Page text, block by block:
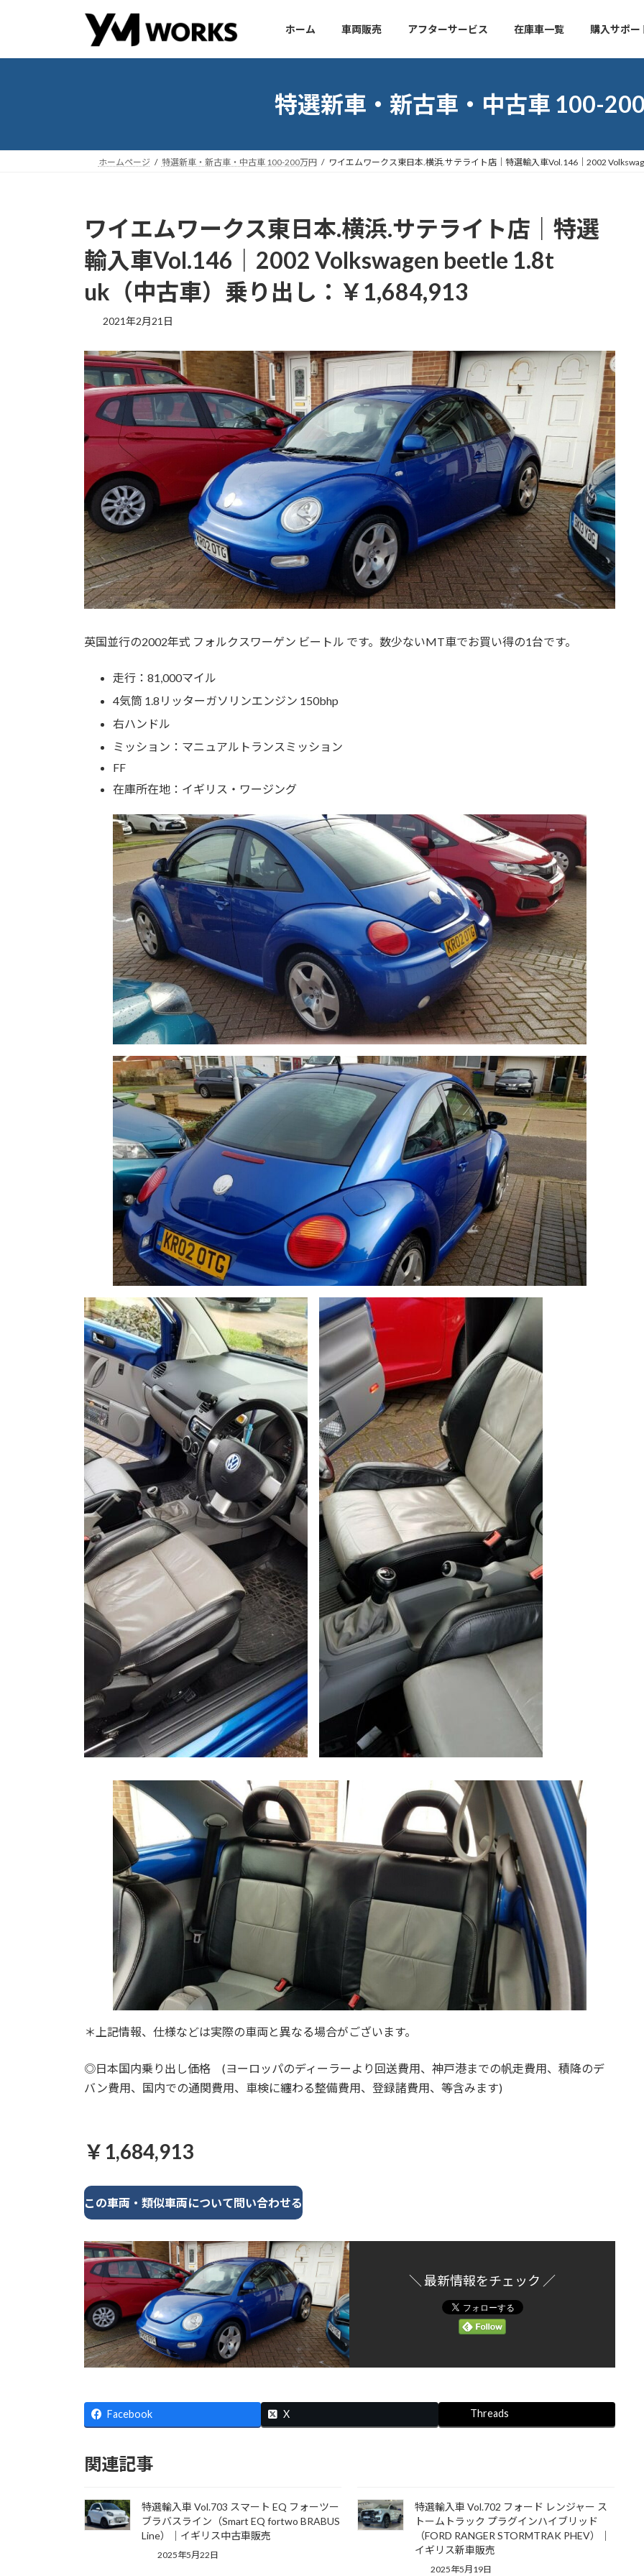
ン
ー
ホーム 車両販売 アフターサービス 在庫車一覧 購入サポー
特選新車・新古車・中古車 100-
ホームページ 特選新車・新古車・中古車 100-200万円 ワイエムワークス東日本.横浜.サテライト店｜特選輸入車Vol.146｜2002
ワイエムワークス東日本.横浜.サテライト店｜特選
輸入車Vol.146｜2002 Volkswagen beetle 1.8t
uk（中古車）乗り出し：￥1,684,913
2021年2月21日
英国並行の2002年式 フォルクスワーゲン ビートル です。数少ないMT車でお買い得の1台です。
走行：81,000マイル
4気筒 1.8リッターガソリンエンジン 150bhp
右ハンドル
ミッション：マニュアルトランスミッション
FF
在庫所在地：イギリス・ワージング
＊上記情報、仕様などは実際の車両と異なる場合がございます。
◎日本国内乗り出し価格 (ヨーロッパのディーラーより回送費用、神戸港までの帆走費用、積降のデ
バン費用、国内での通関費用、車検に纏わる整備費用、登録諸費用、等含みます)
￥1,684,913
この車両・類似車両について問い合わせる
＼ 最新情報をチェック ／
Facebook X Threads
関連記事
特選輸入車 Vol.703 スマート EQ フォーツー
ブラバスライン（Smart EQ fortwo BRABUS
Line）｜イギリス中古車販売
2025年5月22日
特選輸入車 Vol.702 フォード レンジャー ス
トームトラック プラグインハイブリッド
（FORD RANGER STORMTRAK PHEV）｜
イギリス新車販売
2025年5月19日